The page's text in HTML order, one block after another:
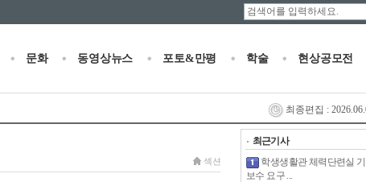
문화 동영상뉴스 포토&만평 학술 현상공모전
최종편집 :
섹션
최근기사
학생생활관 체력단련실
보수 요구 ...